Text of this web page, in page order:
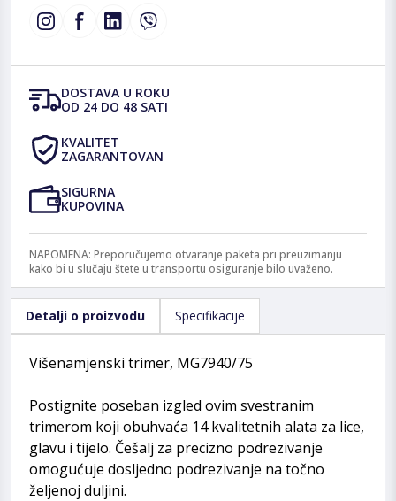
DOSTAVA U ROKU
OD 24 DO 48 SATI
KVALITET
ZAGARANTOVAN
SIGURNA
KUPOVINA
NAPOMENA: Preporučujemo otvaranje paketa pri preuzimanju
kako bi u slučaju štete u transportu osiguranje bilo uvaženo.
Detalji o proizvodu Specifikacije
Višenamjenski trimer, MG7940/75
Postignite poseban izgled ovim svestranim
trimerom koji obuhvaća 14 kvalitetnih alata za lice,
glavu i tijelo. Češalj za precizno podrezivanje
omogućuje dosljedno podrezivanje na točno
željenoj duljini.